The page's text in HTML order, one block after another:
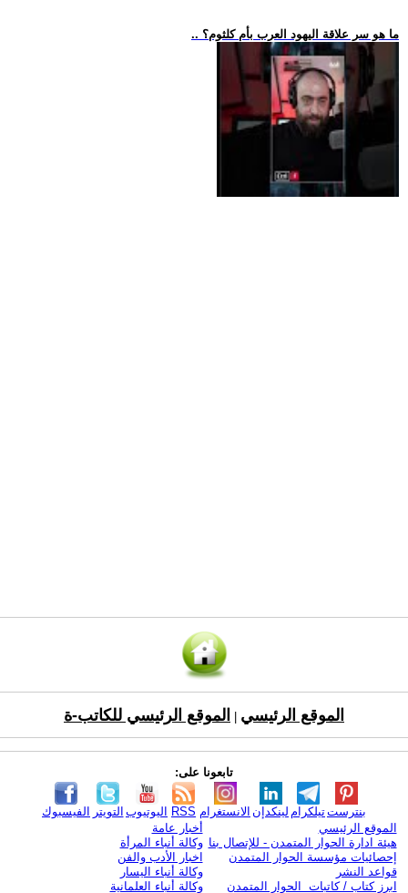
.. ما هو سر علاقة اليهود العرب بأم كلثوم؟
الموقع الرئيسي الموقع الرئيسي للكاتب-ة
تابعونا على:
الفيسبوك التويتر اليوتيوب RSS الانستغرام لينكدإن تيلكرامبنترست
الموقع الرئيسي
هيئة ادارة الحوار المتمدن - للإتصال بنا
إحصائيات مؤسسة الحوار المتمدن
قواعد النشر
ابرز كتاب / كاتبات الحوار المتمدن
أخبار عامة
وكالة أنباء المرأة
اخبار الأدب والفن
وكالة أنباء اليسار
وكالة أنباء العلمانية